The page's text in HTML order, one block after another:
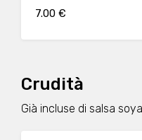
7.00 €
Crudità
Già incluse di salsa